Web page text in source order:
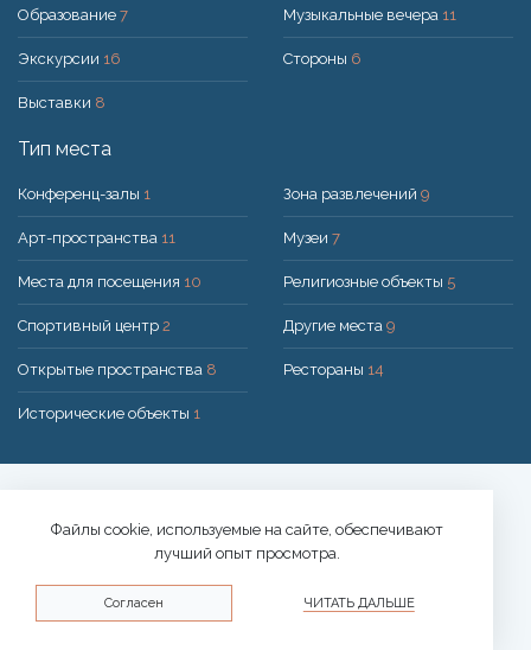
Образование 7
Экскурсии 16
Выставки 8
Музыкальные вечера 11
Стороны 6
Тип места
Конференц-залы 1
Арт-пространства 11
Места для посещения 10
Спортивный центр 2
Открытые пространства 8
Исторические объекты 1
Зона развлечений 9
Музеи 7
Религиозные объекты 5
Другие места 9
Рестораны 14
Политика конфиденциальности
Файлы cookie, используемые на сайте, обеспечивают
лучший опыт просмотра.
Согласен ЧИТАТЬ ДАЛЬШЕ